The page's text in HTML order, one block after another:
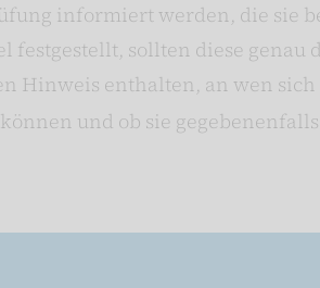
informiert werden, die sie
festgestellt, sollten diese genau
Hinweis enthalten, an wen sich
und ob sie